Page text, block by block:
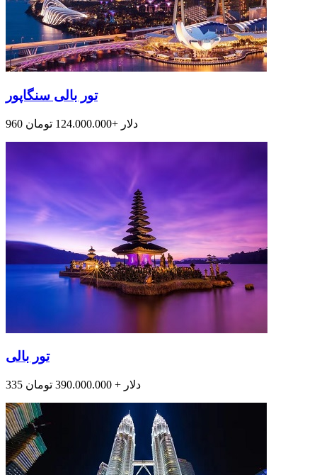
تور بالی سنگاپور
960 دلار +124.000.000 تومان
تور بالی
335 دلار + 390.000.000 تومان